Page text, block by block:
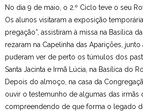
Consulta
Utilidades
Estudar no CRSI
Contactos
No dia 9 de maio, o 2.º Ciclo teve o seu
Os alunos visitaram a exposição temporária
pregação”, assistiram à missa na Basílica
rezaram na Capelinha das Aparições, junto
puderam ver de perto os túmulos dos
Santa Jacinta e Irmã Lúcia, na Basílica do
Depois do almoço, na casa da
ouvir o testemunho de algumas das irmãs
compreendendo de que forma o legado